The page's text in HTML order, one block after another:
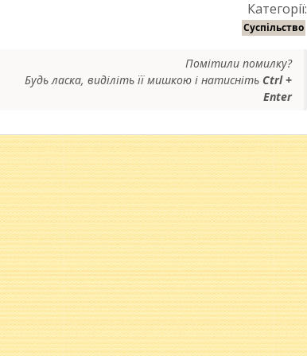
Категорії:
Суспільство
Помітили помилку?
Будь ласка, виділіть її мишкою і натисніть Ctrl +
Enter